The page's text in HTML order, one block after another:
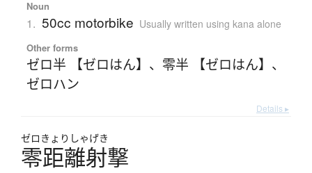
Noun
1. 50cc motorbike Usually written using kana alone
Other forms
ゼロ半 【ゼロはん】 、 零半 【ゼロはん】 、
ゼロハン
Details ▸
ゼロきょりしゃげき
零距離射撃